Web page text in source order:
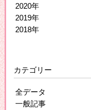
2020年
2019年
2018年
カテゴリー
全データ
一般記事